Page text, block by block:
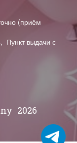
(приём
Пункт выдачи с
2026